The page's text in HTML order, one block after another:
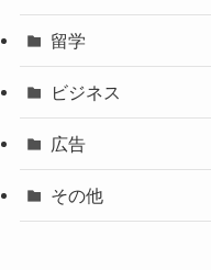
留学
ビジネス
広告
その他